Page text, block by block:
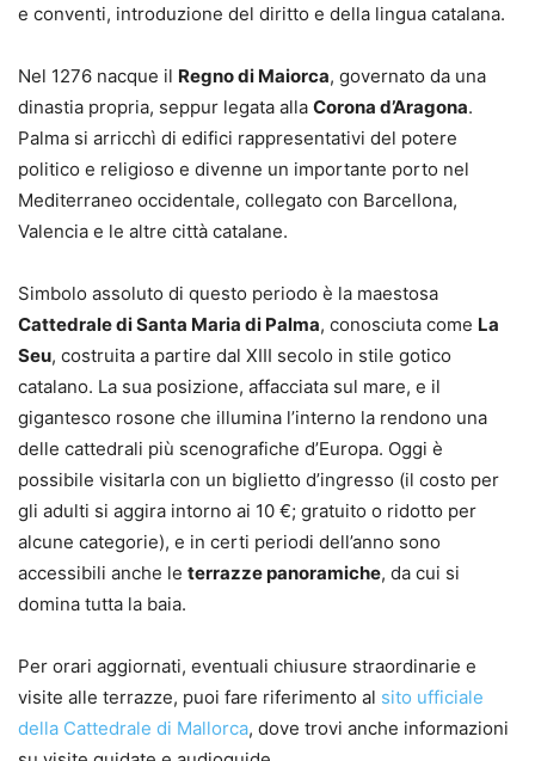
e conventi, introduzione del diritto e della lingua catalana.
Nel 1276 nacque il Regno di Maiorca, governato da una
dinastia propria, seppur legata alla Corona d’Aragona.
Palma si arricchì di edifici rappresentativi del potere
politico e religioso e divenne un importante porto nel
Mediterraneo occidentale, collegato con Barcellona,
Valencia e le altre città catalane.
Simbolo assoluto di questo periodo è la maestosa
Cattedrale di Santa Maria di Palma, conosciuta come La
Seu, costruita a partire dal XIII secolo in stile gotico
catalano. La sua posizione, affacciata sul mare, e il
gigantesco rosone che illumina l’interno la rendono una
delle cattedrali più scenografiche d’Europa. Oggi è
possibile visitarla con un biglietto d’ingresso (il costo per
gli adulti si aggira intorno ai 10 €; gratuito o ridotto per
alcune categorie), e in certi periodi dell’anno sono
accessibili anche le terrazze panoramiche, da cui si
domina tutta la baia.
Per orari aggiornati, eventuali chiusure straordinarie e
visite alle terrazze, puoi fare riferimento al sito ufficiale
della Cattedrale di Mallorca, dove trovi anche informazioni